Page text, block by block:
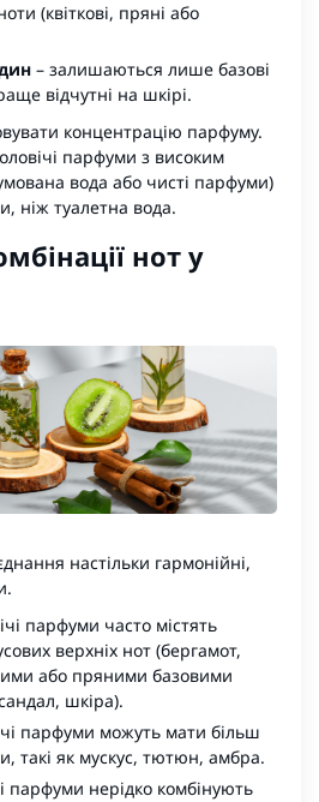
(квіткові, пряні або
– залишаються лише базові
відчутні на шкірі.
концентрацію парфуму.
парфуми з високим
вода або чисті парфуми)
ніж туалетна вода.
нот у
настільки гармонійні,
парфуми часто містять
верхніх нот (бергамот,
або пряними базовими
шкіра).
парфуми можуть мати більш
такі як мускус, тютюн, амбра.
парфуми нерідко комбінують